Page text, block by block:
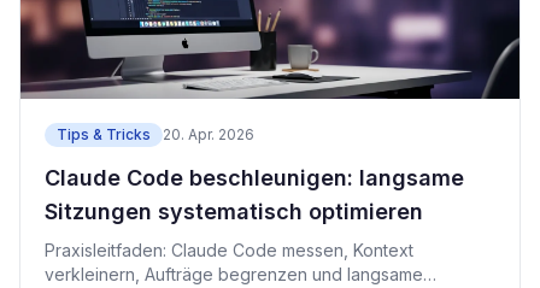
Tips & Tricks 20. Apr. 2026
Claude Code beschleunigen: langsame
Sitzungen systematisch optimieren
Praxisleitfaden: Claude Code messen, Kontext
verkleinern, Aufträge begrenzen und langsame